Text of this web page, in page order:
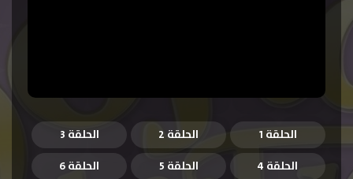
الحلقة 1 الحلقة 2
الحلقة 3
الحلقة 4
الحلقة 5 الحلقة 6